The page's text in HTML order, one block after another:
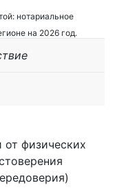
нотариальное
на 2026 год.
от физических